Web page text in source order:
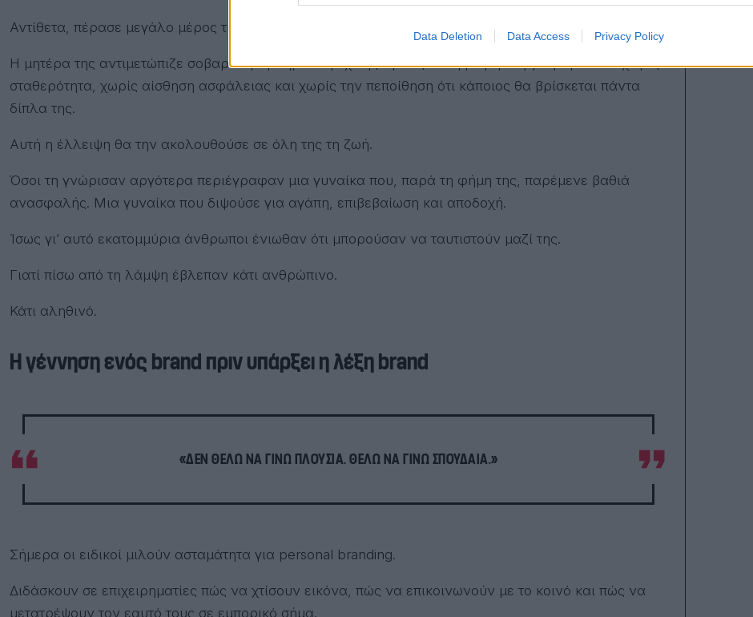
Data Deletion Data Access Privacy Policy
Αντίθετα, πέρασε μεγάλο μέρος της παιδικής της ηλικίας σε ανάδοχες οικογένειες και ιδρύματα.
Η μητέρα της αντιμετώπιζε σοβαρά προβλήματα ψυχικής υγείας και η μικρή Νόρμα μεγάλωσε χωρίς
σταθερότητα, χωρίς αίσθηση ασφάλειας και χωρίς την πεποίθηση ότι κάποιος θα βρίσκεται πάντα
δίπλα της.
Αυτή η έλλειψη θα την ακολουθούσε σε όλη της τη ζωή.
Όσοι τη γνώρισαν αργότερα περιέγραφαν μια γυναίκα που, παρά τη φήμη της, παρέμενε βαθιά
ανασφαλής. Μια γυναίκα που διψούσε για αγάπη, επιβεβαίωση και αποδοχή.
Ίσως γι’ αυτό εκατομμύρια άνθρωποι ένιωθαν ότι μπορούσαν να ταυτιστούν μαζί της.
Γιατί πίσω από τη λάμψη έβλεπαν κάτι ανθρώπινο.
Κάτι αληθινό.
Η γέννηση ενός brand πριν υπάρξει η λέξη brand
«ΔΕΝ ΘΈΛΩ ΝΑ ΓΊΝΩ ΠΛΟΎΣΙΑ. ΘΈΛΩ ΝΑ ΓΊΝΩ ΣΠΟΥΔΑΊΑ.»
Σήμερα οι ειδικοί μιλούν ασταμάτητα για personal branding.
Διδάσκουν σε επιχειρηματίες πώς να χτίσουν εικόνα, πώς να επικοινωνούν με το κοινό και πώς να
μετατρέψουν τον εαυτό τους σε εμπορικό σήμα.